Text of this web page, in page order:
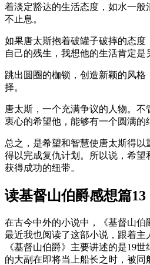
着淡定豁达的生活态度，如水一般
不止息。
如果唐太斯抱着破罐子破摔的态度
自己的残生，我想他的生活肯定是
跳出圆圈的枷锁，创造新颖的风
择。
唐太斯，一个充满争议的人物。
衷心的希望他，能够有一个圆满的
总之，是希望和智慧使唐太斯得以
得以完成复仇计划。所以说，希望
获得成功的纽带。
读基督山伯爵感想篇13
在古今中外的小说中，《基督山伯
最近我也阅读了这部小说，跟着主
《基督山伯爵》主要讲述的是19
的大副在即将当上船长之时，被